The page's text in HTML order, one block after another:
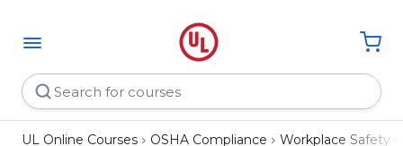
UL Online Courses OSHA Compliance Workplace Safety